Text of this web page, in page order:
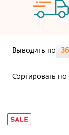
Выводить по 36
Cортировать по